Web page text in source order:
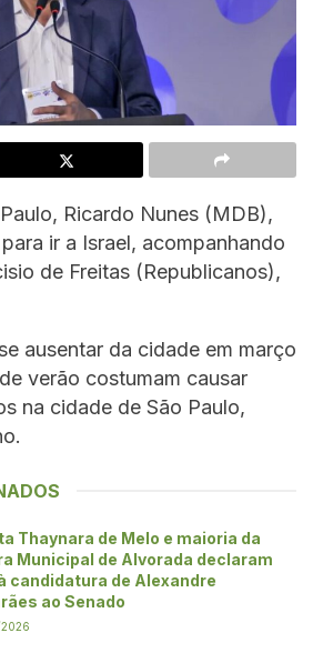
Ricardo Nunes (MDB),
ir a Israel, acompanhando
de Freitas (Republicanos),
ausentar da cidade em março
verão costumam causar
na cidade de São Paulo,
Thaynara de Melo e maioria da
Municipal de Alvorada declaram
candidatura de Alexandre
ao Senado